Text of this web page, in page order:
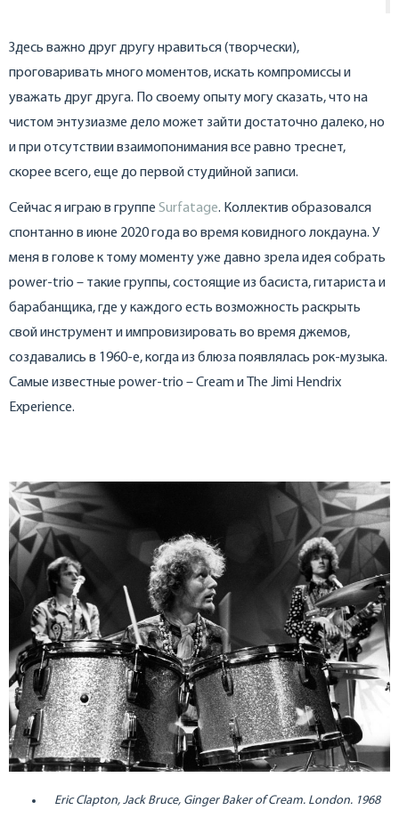
Здесь важно друг другу нравиться (творчески),
проговаривать много моментов, искать компромиссы и
уважать друг друга. По своему опыту могу сказать, что на
чистом энтузиазме дело может зайти достаточно далеко, но
и при отсутствии взаимопонимания все равно треснет,
скорее всего, еще до первой студийной записи.
Сейчас я играю в группе Surfatage. Коллектив образовался
спонтанно в июне 2020 года во время ковидного локдауна. У
меня в голове к тому моменту уже давно зрела идея собрать
power-trio – такие группы, состоящие из басиста, гитариста и
барабанщика, где у каждого есть возможность раскрыть
свой инструмент и импровизировать во время джемов,
создавались в 1960-е, когда из блюза появлялась рок-музыка.
Самые известные power-trio – Cream и The Jimi Hendrix
Experience.
Eric Clapton, Jack Bruce, Ginger Baker of Cream. London. 1968